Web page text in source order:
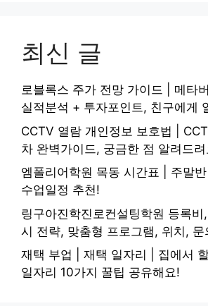
최신 글
로블록스 주가 전망 가이드 | 메타
실적분석 + 투자포인트, 친구에게
CCTV 열람 개인정보 보호법 |
차 완벽가이드, 궁금한 점 알려드려
엠폴리어학원 목동 시간표 | 주말
수업일정 추천!
링구아진학진로컨설팅학원 등록
시 전략, 맞춤형 프로그램, 위치, 문
재택 부업 | 재택 일자리 | 집에서
일자리 10가지 꿀팁 공유해요!